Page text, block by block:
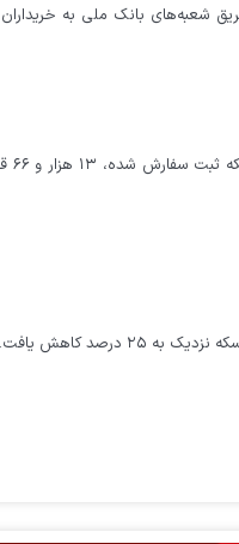
شعبه‌های بانک ملی به
هفتاد و
کاهش یافت.